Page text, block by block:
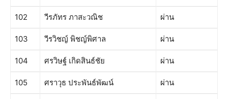
102 วีรภัทร ภาสะวณิช ผ่าน
103 วีรวิชญ์ พิชญ์พิศาล ผ่าน
104 ศรวิษฐ์ เกิดสินธ์ชัย ผ่าน
105 ศราวุธ ประพันธ์พัฒน์ ผ่าน